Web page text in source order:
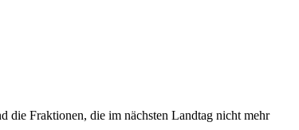
die Fraktionen, die im nächsten Landtag nicht mehr